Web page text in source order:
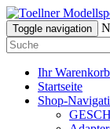
Toggle navigation
Ihr Warenkorb
Startseite
Shop-